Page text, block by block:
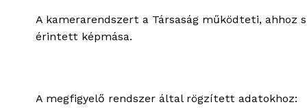
A kamerarendszert a Társaság működteti, ahhoz
érintett képmása.
A megfigyelő rendszer által rögzített adatokhoz: